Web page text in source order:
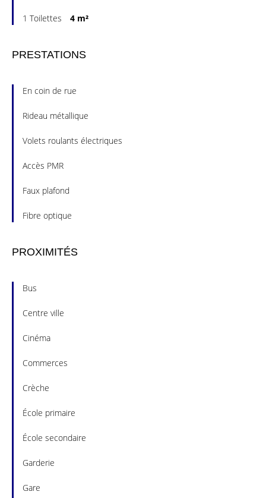
1 Toilettes 4 m²
PRESTATIONS
En coin de rue
Rideau métallique
Volets roulants électriques
Accès PMR
Faux plafond
Fibre optique
PROXIMITÉS
Bus
Centre ville
Cinéma
Commerces
Crèche
École primaire
École secondaire
Garderie
Gare